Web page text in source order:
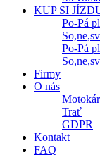
KUP SI
Po-Pá
Po-Pá
Firmy
O nás
Trať
GDPR
Kontakt
FAQ